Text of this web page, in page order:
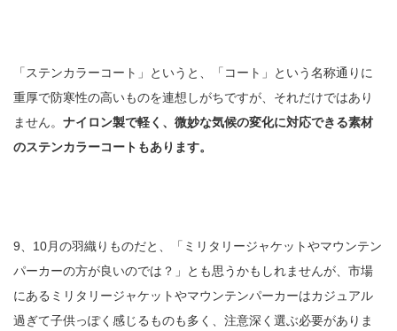
「ステンカラーコート」というと、「コート」という名称通りに
重厚で防寒性の高いものを連想しがちですが、それだけではあり
ません。 ナイロン製で軽く、微妙な気候の変化に対応できる素材
のステンカラーコートもあります。
9、10月の羽織りものだと、「ミリタリージャケットやマウンテン
パーカーの方が良いのでは？」とも思うかもしれませんが、市場
にあるミリタリージャケットやマウンテンパーカーはカジュアル
過ぎて子供っぽく感じるものも多く、注意深く選ぶ必要がありま